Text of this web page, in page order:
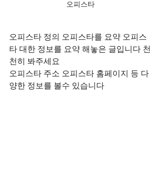
오피스타
오피스타 정의 오피스타를 요약 오피스
타 대한 정보를 요약 해놓은 글입니다 천
천히 봐주세요
오피스타 주소 오피스타 홈페이지 등 다
양한 정보를 볼수 있습니다